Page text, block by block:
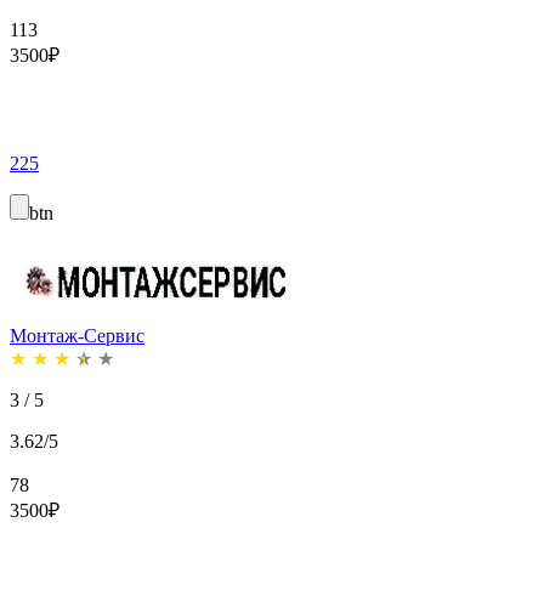
113
3500₽
225
btn
Монтаж-Сервис
★ ★ ★ ★ ★
3 / 5
3.62/5
78
3500₽